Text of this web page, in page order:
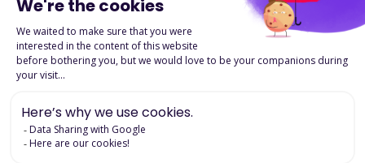
Success Stories